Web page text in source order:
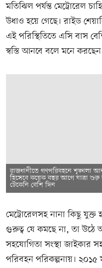
মতিঝিল পর্যন্ত মেট্রোরেল
উধাও হয়ে গেছে। রাইড
এই পরিস্থিতিতে এসি বাস
স্বস্তি আনবে বলে মনে
রাজধানীতে গণপরিবহনে শৃঙ্খলা
হিসেবে কয়েক বছর আগে যাত্রা শুরু
টেকেনি বেশি দিন
মেট্রোরেলসহ নানা কিছু
গুরুত্ব যে কমছে না, তা উঠে
সহযোগিতা সংস্থা জাইকার
পরিবহন পরিকল্পনায়।